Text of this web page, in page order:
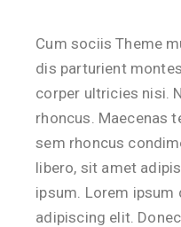
Cum sociis Theme
dis parturient
corper ultricies nisi.
rhoncus. Maecenas
sem rhoncus
libero, sit amet
ipsum. Lorem
adipiscing elit.